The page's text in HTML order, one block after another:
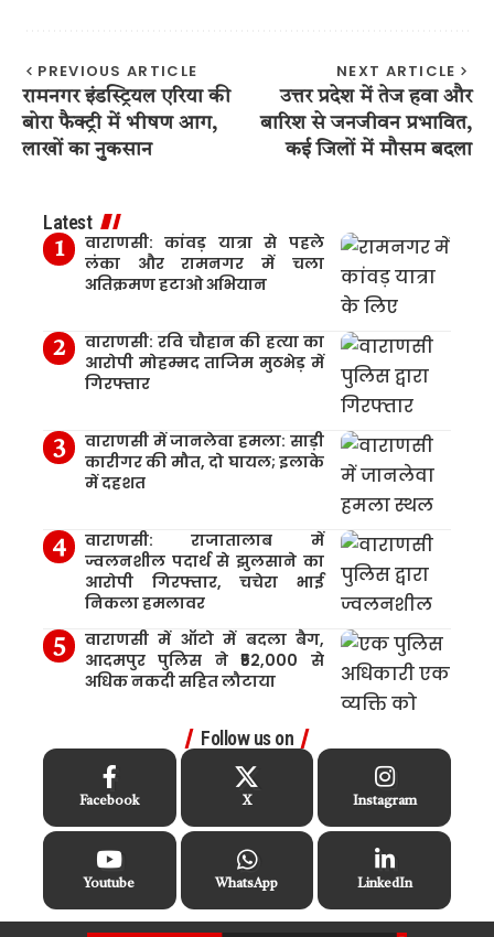
PREVIOUS ARTICLE
रामनगर इंडस्ट्रियल एरिया की
बोरा फैक्ट्री में भीषण आग,
लाखों का नुकसान
NEXT ARTICLE
उत्तर प्रदेश में तेज हवा और
बारिश से जनजीवन प्रभावित,
कई जिलों में मौसम बदला
Latest
वाराणसी: कांवड़ यात्रा से पहले
लंका और रामनगर में चला
अतिक्रमण हटाओ अभियान
वाराणसी: रवि चौहान की हत्या का
आरोपी मोहम्मद ताजिम मुठभेड़ में
गिरफ्तार
वाराणसी में जानलेवा हमला: साड़ी
कारीगर की मौत, दो घायल; इलाके
में दहशत
वाराणसी: राजातालाब में
ज्वलनशील पदार्थ से झुलसाने का
आरोपी गिरफ्तार, चचेरा भाई
निकला हमलावर
वाराणसी में ऑटो में बदला बैग,
आदमपुर पुलिस ने ₹52,000 से
अधिक नकदी सहित लौटाया
Follow us on
Facebook X Instagram
Youtube WhatsApp LinkedIn